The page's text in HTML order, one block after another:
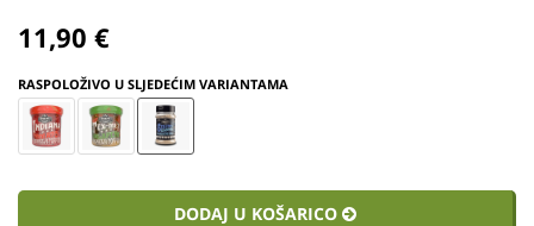
11,90 €
RASPOLOŽIVO U SLJEDEĆIM VARIANTAMA
DODAJ U KOŠARICO